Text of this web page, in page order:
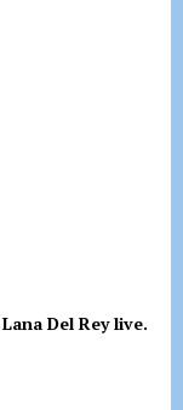
Lana Del Rey live.